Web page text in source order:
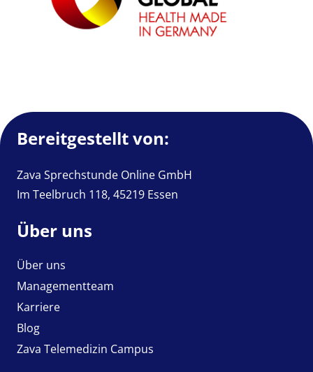
Bereitgestellt von:
Zava Sprechstunde Online GmbH
Im Teelbruch 118, 45219 Essen
Über uns
Über uns
Managementteam
Karriere
Blog
Zava Telemedizin Campus